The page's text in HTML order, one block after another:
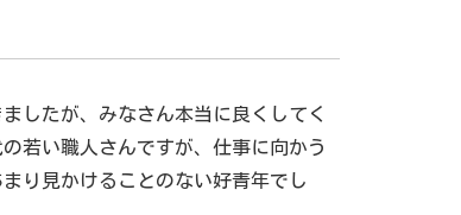
したが、みなさん本当に良くしてく
若い職人さんですが、仕事に向かう
り見かけることのない好青年でし